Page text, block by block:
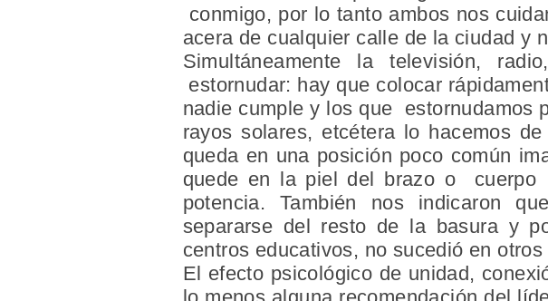
conmigo, por lo tanto ambos nos
acera de cualquier calle de la ciudad y
Simultáneamente la televisión,
estornudar: hay que colocar
nadie cumple y los que estornudamos
rayos solares, etcétera lo hacemos
queda en una posición poco común
quede en la piel del brazo o
potencia. También nos indicaron
separarse del resto de la basura y
centros educativos, no sucedió en
El efecto psicológico de unidad,